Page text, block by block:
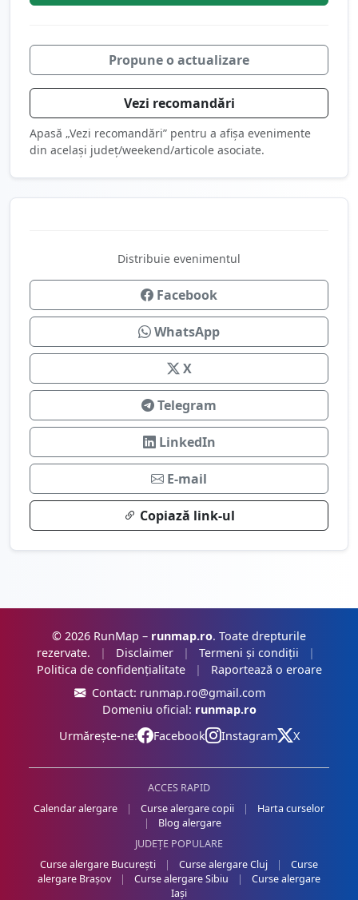
Propune o actualizare
Vezi recomandări
Apasă „Vezi recomandări” pentru a afișa evenimente
din același județ/weekend/articole asociate.
Distribuie evenimentul
Facebook
WhatsApp
X
Telegram
LinkedIn
E-mail
Copiază link-ul
© 2026 RunMap – runmap.ro. Toate drepturile
rezervate.
| Disclaimer | Termeni și condiții
|
Politica de confidențialitate
|
Raportează o eroare
Contact: runmap.ro@gmail.com
Domeniu oficial: runmap.ro
Urmărește-ne:
Facebook Instagram X
ACCES RAPID
Calendar alergare
| Curse alergare copii |
Harta curselor
|
Blog alergare
JUDEȚE POPULARE
Curse alergare București
| Curse alergare Cluj |
Curse
alergare Brașov
| Curse alergare Sibiu |
Curse alergare
Iași